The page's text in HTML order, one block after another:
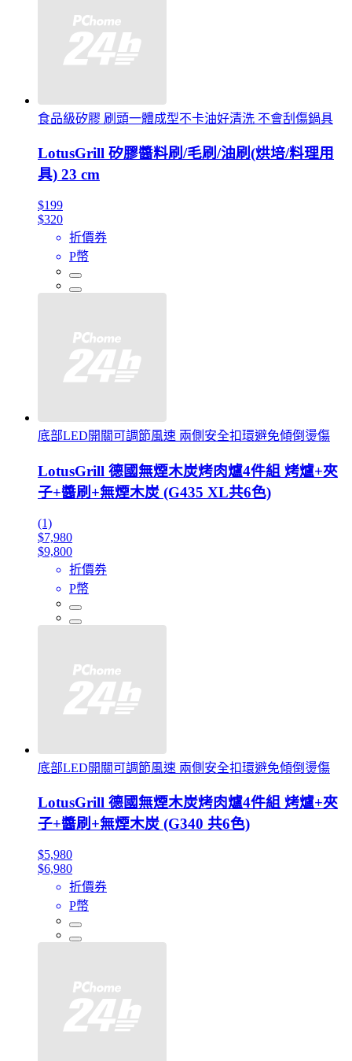
食品級矽膠 刷頭一體成型不卡油好清洗 不會刮傷鍋具
LotusGrill 矽膠醬料刷/毛刷/油刷(烘培/料理用
具) 23 cm
$199
$320
折價券
P幣
底部LED開關可調節風速 兩側安全扣環避免傾倒燙傷
LotusGrill 德國無煙木炭烤肉爐4件組 烤爐+夾
子+醬刷+無煙木炭 (G435 XL共6色)
(1)
$7,980
$9,800
折價券
P幣
底部LED開關可調節風速 兩側安全扣環避免傾倒燙傷
LotusGrill 德國無煙木炭烤肉爐4件組 烤爐+夾
子+醬刷+無煙木炭 (G340 共6色)
$5,980
$6,980
折價券
P幣